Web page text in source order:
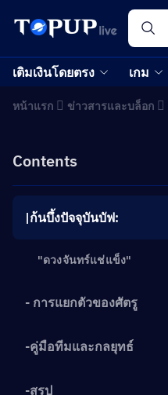
เติมเงินโดยตรง เกม
หน้าแรก ข่าวสารและบล็อก
Contents
|ก้นบึ้งปัจจุบันบัฟ:
"ดวงจันทร์แช่แข็ง"
- การแยกตัวของศัตรู
-คู่มือทีมและกลยุทธ์
-สรุป